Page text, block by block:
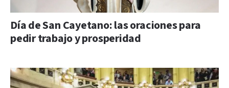
Día de San Cayetano: las oraciones para
pedir trabajo y prosperidad